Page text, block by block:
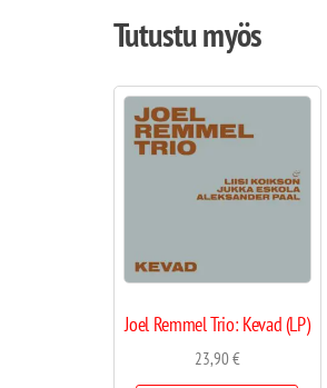
Tutustu myös
Joel Remmel Trio: Kevad (LP)
23,90€